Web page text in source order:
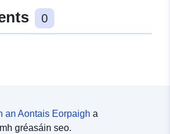
8.9132314, 48.7198043 ], [
8.9132314, 48.7141322 ], [
df29-4773-bac9-a7c9a84939f1
0
an Aontais Eorpaigh a
gréasáin seo.